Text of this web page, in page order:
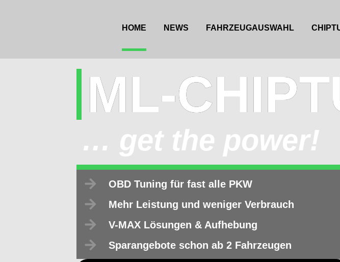
HOME NEWS FAHRZEUGAUSWAHL
ML-
… get the power!
OBD Tuning für fast alle PKW
Mehr Leistung und weniger Verbrauch
V-MAX Lösungen & Aufhebung
Sparangebote schon ab 2 Fahrzeugen